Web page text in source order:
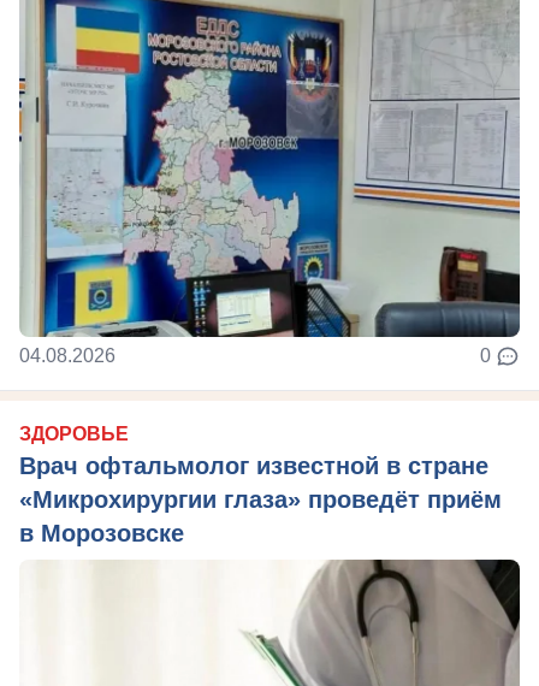
04.08.2026 0
ЗДОРОВЬЕ
Врач офтальмолог известной в стране
«Микрохирургии глаза» проведёт приём
в Морозовске